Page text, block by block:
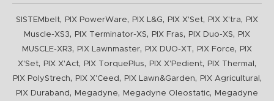
SISTEMbelt, PIX PowerWare, PIX L&G, PIX X'Set, PIX X'tra,
PIX
Muscle-XS3, PIX Terminator-XS, PIX Fras, PIX Duo-XS,
PIX
MUSCLE-XR3, PIX Lawnmaster, PIX DUO-XT, PIX Force,
PIX
X'Set, PIX X'Act, PIX TorquePlus, PIX X'Pedient, PIX Thermal ,
PIX PolyStrech, PIX X'Ceed , PIX Lawn&Garden, PIX Agricultural ,
PIX Duraband , Megadyne, Megadyne Oleostatic, Megadyne